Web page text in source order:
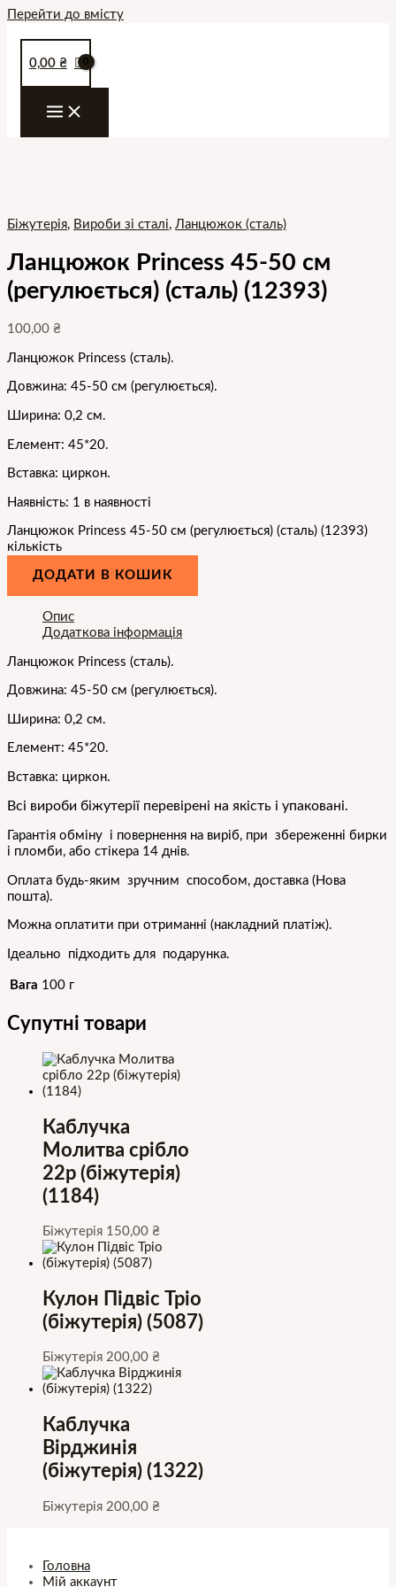
Перейти до вмісту
0,00 ₴
Біжутерія, Вироби зі сталі, Ланцюжок (сталь)
Ланцюжок Princess 45-50 см
(регулюється) (сталь) (12393)
100,00 ₴
Ланцюжок Princess (сталь).
Довжина: 45-50 см (регулюється).
Ширина: 0,2 см.
Елемент: 45*20.
Вставка: циркон.
Наявність: 1 в наявності
Ланцюжок Princess 45-50 см (регулюється) (сталь) (12393)
кількість
ДОДАТИ В КОШИК
Опис
Додаткова інформація
Ланцюжок Princess (сталь).
Довжина: 45-50 см (регулюється).
Ширина: 0,2 см.
Елемент: 45*20.
Вставка: циркон.
Всі вироби біжутерії перевірені на якість і упаковані.
Гарантія обміну і повернення на виріб, при збереженні бирки
і пломби, або стікера 14 днів.
Оплата будь-яким зручним способом, доставка (Нова
пошта).
Можна оплатити при отриманні (накладний платіж).
Ідеально підходить для подарунка.
Вага 100 г
Супутні товари
Каблучка
Молитва срібло
22р (біжутерія)
(1184)
Біжутерія 150,00 ₴
Кулон Підвіс Тріо
(біжутерія) (5087)
Біжутерія 200,00 ₴
Каблучка
Вірджинія
(біжутерія) (1322)
Біжутерія 200,00 ₴
Головна
Мій аккаунт